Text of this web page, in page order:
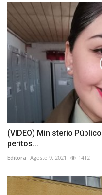
(VIDEO) Ministerio
peritos...
Editora Agosto 9, 2021 1412